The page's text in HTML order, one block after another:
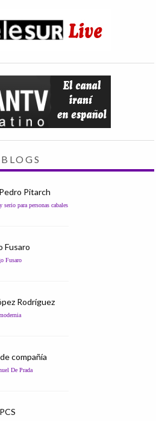
BLOGS
Pitarch
para personas cabales
Fusaro
Fusaro
Rodríguez
compañía
De Prada